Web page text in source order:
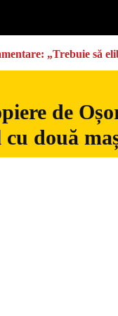
„Trebuie să
de
două